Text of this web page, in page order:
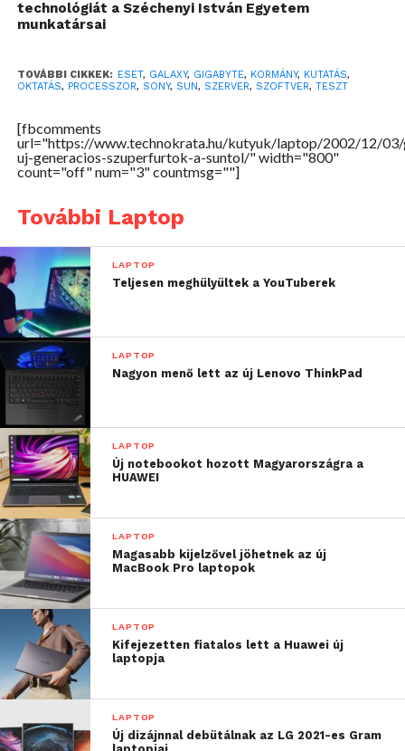
egyetem és az angol Cambridge-Cranfield High
konfigurációk üzembe állítását tervezi. A 144-800
processzorból álló, jelenleg maximum 1,68 teraflop
felsőkategóriás Sun Fire szerver a Sun Fire Link
technológiával összekötött együtteséből állnak.
Különösen vonzó megoldást nyújtanak a
legkisebb Galaxy-konfigurációval is könnyedén be
lehet majd kerülni a világ 500 legnagyobb
szuperszámítógépes rendszere közé. A Sun HPC
ClusterTools környezete teljes funkciókörű,
méretezhető MPI alkalmazásfejlesztési és futtatási
környezetet biztosít a Galaxy-rendszerekhez.
technológiát a Széchenyi István Egyetem
munkatársai
TOVÁBBI CIKKEK: ESET, GALAXY, GIGABYTE, KORMÁNY, KUTATÁS,
OKTATÁS, PROCESSZOR, SONY, SUN, SZERVER, SZOFTVER, TESZT
[fbcomments
url="https://www.technokrata.hu/kutyuk/laptop/2002/12/03/
uj-generacios-szuperfurtok-a-suntol/" width="800"
count="off" num="3" countmsg=""]
További Laptop
LAPTOP
Teljesen meghülyültek a YouTuberek
LAPTOP
Nagyon menő lett az új Lenovo ThinkPad
LAPTOP
Új notebookot hozott Magyarországra a
HUAWEI
LAPTOP
Magasabb kijelzővel jöhetnek az új
MacBook Pro laptopok
LAPTOP
Kifejezetten fiatalos lett a Huawei új
laptopja
LAPTOP
Új dizájnnal debütálnak az LG 2021-es Gram